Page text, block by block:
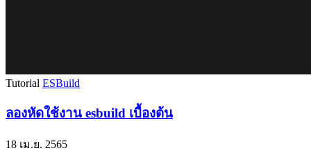
Tutorial ESBuild
ลองหัดใช้งาน esbuild เบื้องต้น
18 เม.ย. 2565